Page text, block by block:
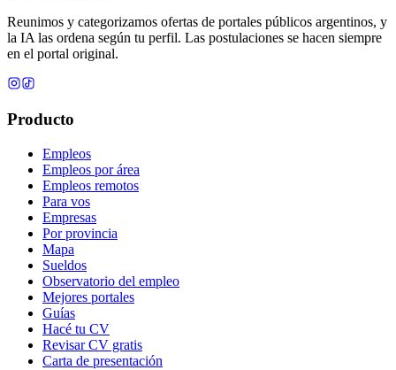
Reunimos y categorizamos ofertas de portales públicos argentinos, y
la IA las ordena según tu perfil. Las postulaciones se hacen siempre
en el portal original.
Producto
Empleos
Empleos por área
Empleos remotos
Para vos
Empresas
Por provincia
Mapa
Sueldos
Observatorio del empleo
Mejores portales
Guías
Hacé tu CV
Revisar CV gratis
Carta de presentación